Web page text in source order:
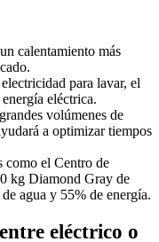
calentamiento más
para lavar, el
eléctrica.
volúmenes de
a optimizar tiempos
como el Centro de
kg Diamond Gray de
agua y 55% de energía.
eléctrico o